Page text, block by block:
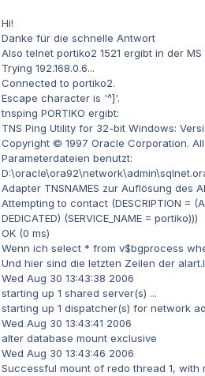
Hi!
Danke für die schnelle Antwort
Also telnet portiko2 1521 ergibt in der
Trying 192.168.0.6...
Connected to portiko2.
Escape character is '^]'.
tnsping PORTIKO ergibt:
TNS Ping Utility for 32-bit Windows:
Copyright © 1997 Oracle Corporation.
Parameterdateien benutzt:
Adapter TNSNAMES zur Auflösung des
Attempting to contact (DESCRIPTION =
DEDICATED) (SERVICE_NAME = portiko)))
OK (0 ms)
Wenn ich select * from v$bgprocess
Und hier sind die letzten Zeilen der
Wed Aug 30 13:43:38 2006
starting up 1 shared server(s) ...
starting up 1 dispatcher(s) for network
Wed Aug 30 13:43:41 2006
alter database mount exclusive
Wed Aug 30 13:43:46 2006
Successful mount of redo thread 1, with